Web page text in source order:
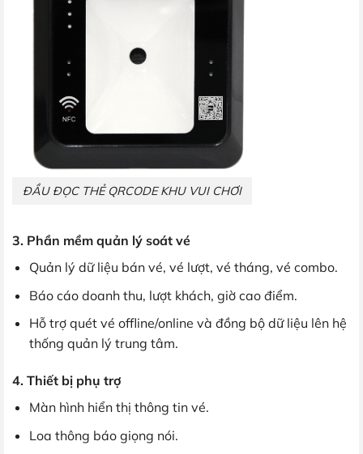
ĐẦU ĐỌC THẺ QRCODE KHU VUI CHƠI
3. Phần mềm quản lý soát vé
Quản lý dữ liệu bán vé, vé lượt, vé tháng, vé combo.
Báo cáo doanh thu, lượt khách, giờ cao điểm.
Hỗ trợ quét vé offline/online và đồng bộ dữ liệu lên hệ
thống quản lý trung tâm.
4. Thiết bị phụ trợ
Màn hình hiển thị thông tin vé.
Loa thông báo giọng nói.